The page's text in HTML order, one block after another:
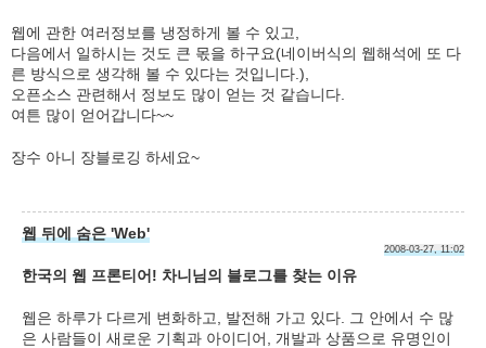
웹에 관한 여러정보를 냉정하게 볼 수 있고,
다음에서 일하시는 것도 큰 몫을 하구요(네이버식의 웹해석에 또 다
른 방식으로 생각해 볼 수 있다는 것입니다.),
오픈소스 관련해서 정보도 많이 얻는 것 같습니다.
여튼 많이 얻어갑니다~~
장수 아니 장블로깅 하세요~
웹 뒤에 숨은 'Web'
2008-03-27, 11:02
한국의 웹 프론티어! 차니님의 블로그를 찾는 이유
웹은 하루가 다르게 변화하고, 발전해 가고 있다. 그 안에서 수 많
은 사람들이 새로운 기획과 아이디어, 개발과 상품으로 유명인이